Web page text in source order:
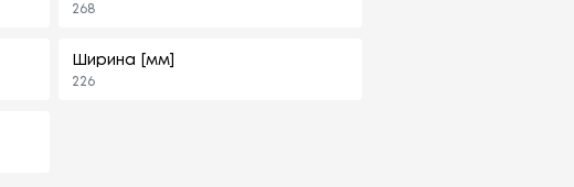
268
Ширина [мм]
226